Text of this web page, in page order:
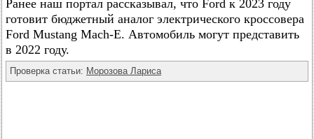
Ранее наш портал рассказывал, что Ford к 2023 году
готовит бюджетный аналог электрического кроссовера
Ford Mustang Mach-E. Автомобиль могут представить
в 2022 году.
Проверка статьи: Морозова Лариса